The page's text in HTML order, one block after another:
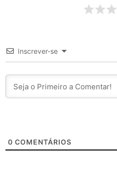
Inscrever-se
0 COMENTÁRIOS